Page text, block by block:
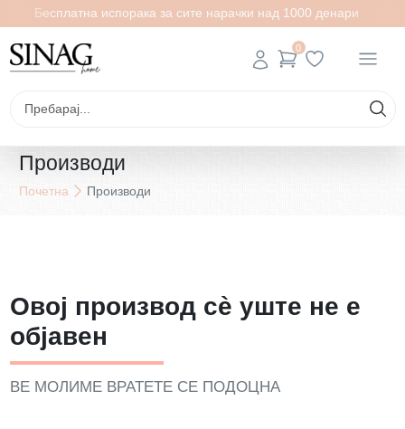
Бесплатна испорака за сите нарачки над 1000 денари
0
Производи
Почетна Производи
Овој производ сè уште не е
објавен
ВЕ МОЛИМЕ ВРАТЕТЕ СЕ ПОДОЦНА